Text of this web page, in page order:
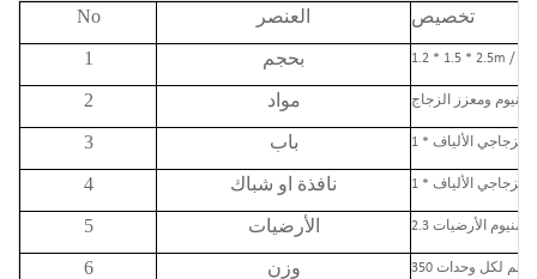
No العنصر تخصيص
1 بحجم 1.2 * 1.5 * 2.5m /
2 مواد
3 باب
4 نافذة او شباك
5 الأرضيات الأرضيات
6 وزن